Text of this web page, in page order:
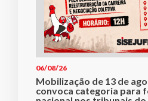
06/08/26
Mobilização de 13 de
convoca categoria para